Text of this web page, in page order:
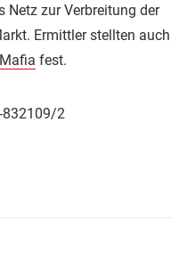
Netz zur Verbreitung der
Ermittler stellten auch
Mafia fest.
2